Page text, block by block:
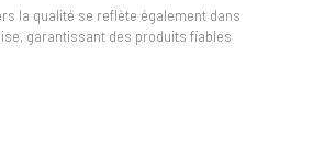
la qualité se reflète également dans
garantissant des produits fiables